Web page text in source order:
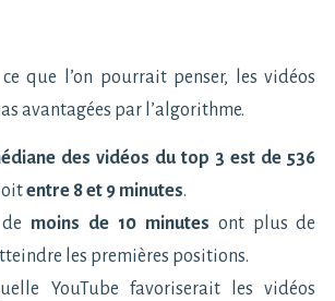
que l’on pourrait penser, les vidéos
avantagées par l’algorithme.
des vidéos du top 3 est de 536
entre 8 et 9 minutes.
moins de 10 minutes ont plus de
les premières positions.
YouTube favoriserait les vidéos